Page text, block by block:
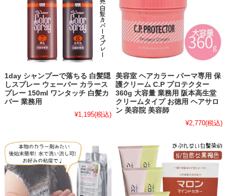
1day シャンプーで落ちる 白髪隠
しスプレー ウェーバー カラース
プレー 150ml ワンタッチ 白髪カ
バー 業務用
¥1,195(税込)
美容室 ヘアカラー パーマ専用 保
護クリーム C.P プロテクター
360g 大容量 業務用 阪本高生堂
クリームタイプ お徳用 ヘアサロ
ン 美容院 美容師
¥2,770(税込)